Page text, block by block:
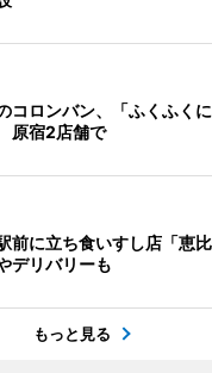
コロンバン、「ふくふく
原宿2店舗で
前に立ち食いすし店「恵
デリバリーも
もっと見る